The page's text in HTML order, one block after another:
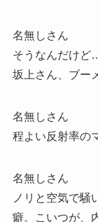
名無しさん
そうなんだけど
坂上さん、ブー
名無しさん
程よい反射率の
名無しさん
ノリと空気で騒
癖。こいつが、